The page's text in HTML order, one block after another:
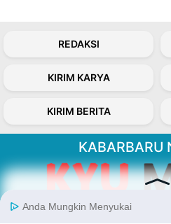
REDAKSI
KIRIM KARYA
KIRIM BERITA
KABARBARU